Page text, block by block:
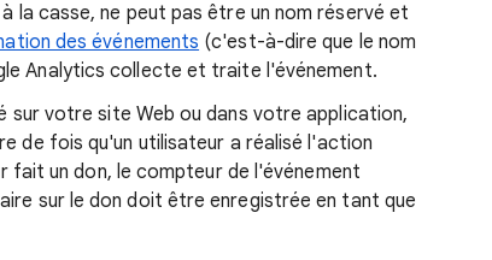
la casse, ne peut pas être un nom réservé et
des événements (c'est-à-dire que le nom
Analytics collecte et traite l'événement.
sur votre site Web ou dans votre application,
de fois qu'un utilisateur a réalisé l'action
fait un don, le compteur de l'événement
sur le don doit être enregistrée en tant que